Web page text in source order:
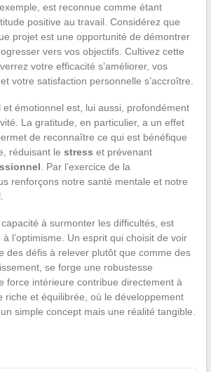
est reconnue comme étant
positive au travail. Considérez que
projet est une opportunité de démontrer
vers vos objectifs. Cultivez cette
votre efficacité s’améliorer, vos
votre satisfaction personnelle s’accroître.
émotionnel est, lui aussi, profondément
La gratitude, en particulier, a un effet
de reconnaître ce qui est bénéfique
réduisant le stress et prévenant
. Par l’exercice de la
renforçons notre santé mentale et notre
à surmonter les difficultés, est
l’optimisme. Un esprit qui choisit de voir
des défis à relever plutôt que comme des
se forge une robustesse
force intérieure contribue directement à
riche et équilibrée, où le développement
simple concept mais une réalité tangible.